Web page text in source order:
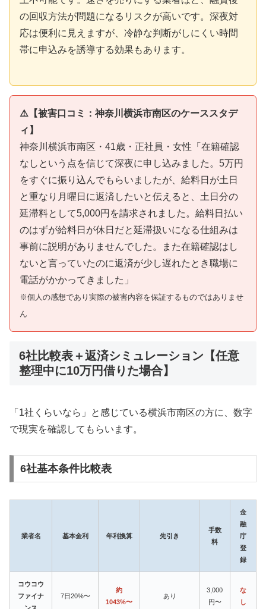
の回収方法が問題になるリスクが高いです。深夜対
応は便利に見えますが、冷静な判断がしにくい時間
帯に申込みを誘導する効果もあります。
⚠️【被害口コミ：神奈川横浜市南区のケーススタデ
ィ】
神奈川横浜市南区・41歳・正社員・女性「在籍確認
なしという点を信じて深夜に申し込みました。5万円
をすぐに振り込んでもらいましたが、給料日が土日
と重なり月曜日に返済したいと伝えると、土日分の
延滞料として5,000円を請求されました。給料日払い
のはずが給料日が休日だと延滞扱いになる仕組みは
事前に説明がありませんでした。また在籍確認はし
ないと言っていたのに返済が少し遅れたとき職場に
電話がかかってきました」
※個人の感想であり実際の被害内容を保証するものではありませ
ん
6社比較表＋返済シミュレーション【任意
整理中に10万円借りた場合】
「1社くらいなら」と感じている横浜市南区の方に、数字
で現実を確認してもらいます。
6社基本条件比較表
業者名 基本金利 年利換算 先引き
手数
料
金
融
庁
登
録
コウコウ
ファイナ
7日20%〜
約
1043%〜
あり
3,000
円〜
な
し